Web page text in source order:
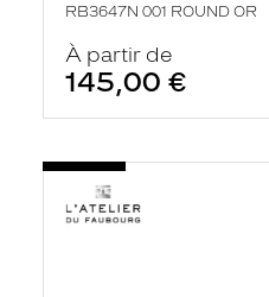
RB3647N 001 ROUND OR
À partir de
145,00 €